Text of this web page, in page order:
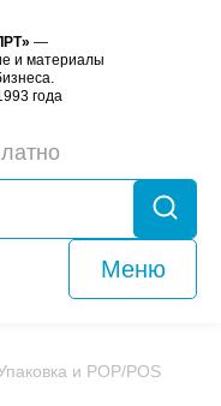
—
и материалы
года
Меню
и POP/POS